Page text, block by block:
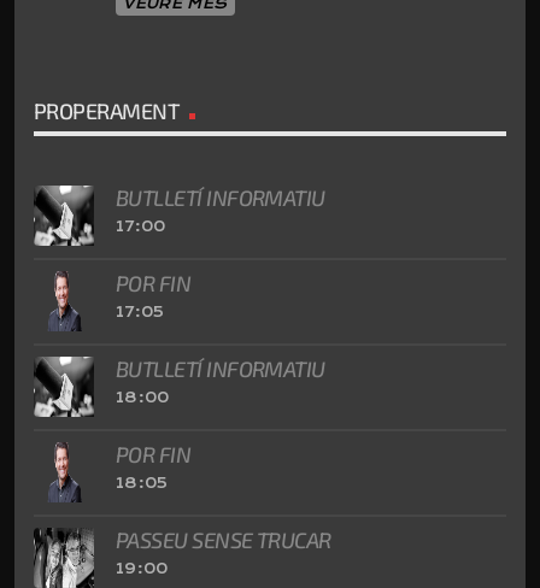
PROPERAMENT
BUTLLETÍ INFORMATIU
17:00
POR FIN
17:05
BUTLLETÍ INFORMATIU
18:00
POR FIN
18:05
PASSEU SENSE TRUCAR
19:00